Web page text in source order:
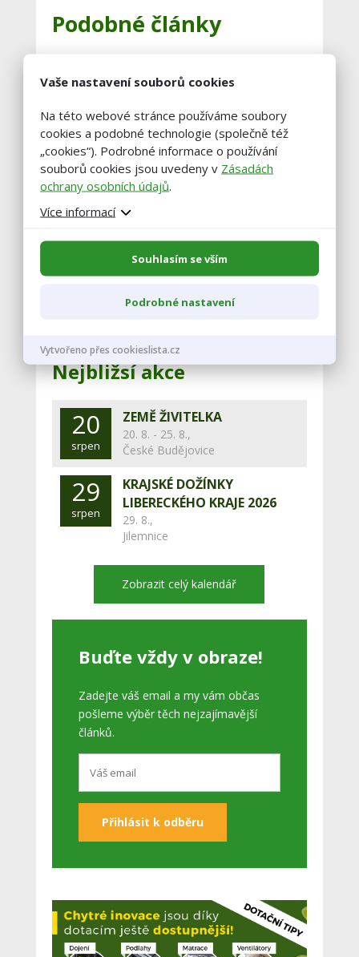
Podobné články
svědčí, pomohou redukovat
6.1. 2026 |Nezařazené
www.agropress.cz
zvyky v zemědělství
Nejbližsí akce
20
srpen
ZEMĚ ŽIVITELKA
20. 8. - 25. 8.,
České Budějovice
29
srpen
KRAJSKÉ DOŽÍNKY
LIBERECKÉHO KRAJE 2026
29. 8.,
Jilemnice
Zobrazit celý kalendář
Buďte vždy v obraze!
Zadejte váš email a my vám občas
pošleme výběr těch nejzajímavější
článků.
Vaše nastavení souborů cookies
Na této webové stránce používáme soubory
cookies a podobné technologie (společně též
„cookies“). Podrobné informace o používání
souborů cookies jsou uvedeny v Zásadách
ochrany osobních údajů.
Více informací
Souhlasím se vším
Podrobné nastavení
Vytvořeno přes cookieslista.cz